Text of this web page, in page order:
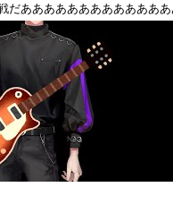
だあああああああああああああ